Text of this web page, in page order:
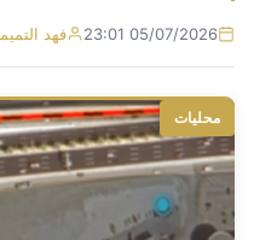
05/07/2026 23:01 فهد
محليات